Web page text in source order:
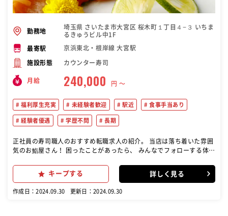
勤務地
埼玉県 さいたま市大宮区 桜木町１丁目４−３ いちま
るきゅうビル中1F
最寄駅 京浜東北・根岸線 大宮駅
施設形態 カウンター寿司
月給 240,000 円 〜
福利厚生充実 未経験者歓迎 駅近 食事手当あり
経験者優遇 学歴不問 長期
正社員の寿司職人のおすすめ転職求人の紹介。 当店は落ち着いた雰囲
気のお鮨屋さん！ 困ったことがあったら、 みんなでフォローする体制
供 接客業務 店舗のチームワークへの貢献 食材の管理・仕込み 清掃・
キープする 詳しく見る
作成日：2024.09.30 更新日：2024.09.30